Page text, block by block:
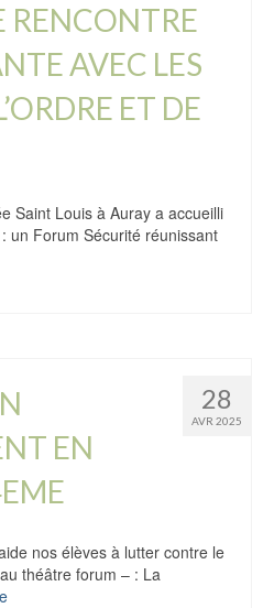
RENCONTRE
AVEC LES
ET DE
Saint Louis à Auray a accueilli
un Forum Sécurité réunissant
28
AVR 2025
EN
nos élèves à lutter contre le
théâtre forum – : La